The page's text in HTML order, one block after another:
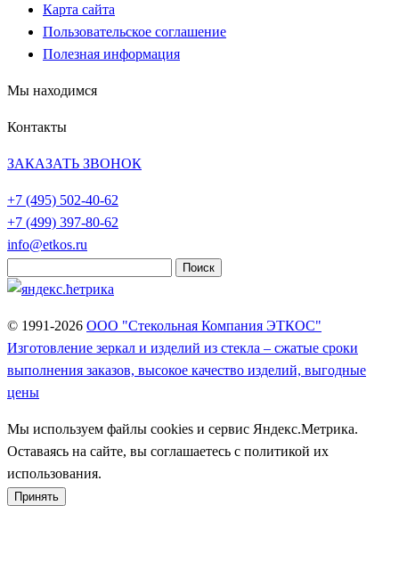
Карта сайта
Пользовательское соглашение
Полезная информация
Мы находимся
Контакты
ЗАКАЗАТЬ ЗВОНОК
+7 (495) 502-40-62
+7 (499) 397-80-62
info@etkos.ru
© 1991-2026 ООО "Стекольная Компания ЭТКОС"
Изготовление зеркал и изделий из стекла – сжатые сроки
выполнения заказов, высокое качество изделий, выгодные
цены
Мы используем файлы cookies и сервис Яндекс.Метрика.
Оставаясь на сайте, вы соглашаетесь с политикой их
использования.
Принять